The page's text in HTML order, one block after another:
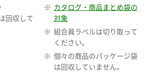
回収して
カタログ・商品まとめ袋の
対象
組合員ラベルは切り取って
ください。
個々の商品のパッケージ袋
は回収していません。